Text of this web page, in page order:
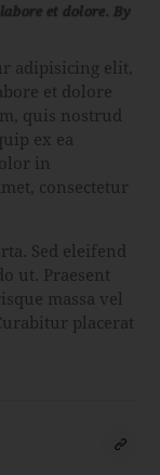
et dolore. By
adipisicing elit,
et dolore
quis nostrud
ex ea
in
consectetur
Sed eleifend
ut. Praesent
massa vel
placerat